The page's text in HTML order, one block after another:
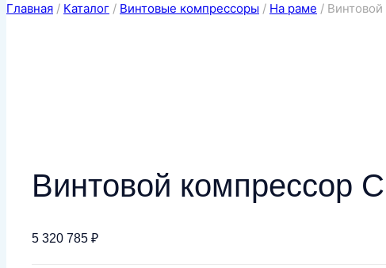
Главная / Каталог / Винтовые компрессоры / На раме /
Винтовой компрессор
5 320 785 ₽